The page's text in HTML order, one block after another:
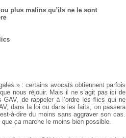
plus malins qu’ils ne le sont
» : certains avocats obtiennent parfois
nous réjouir. Mais il ne s’agit pas ici de
de rappeler à l’ordre les flics qui ne
dans la loi ou dans les faits, on passera
à-dire du moins sans aggraver son cas.
que ça marche le moins bien possible.